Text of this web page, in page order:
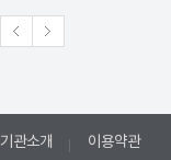
기관소개 이용약관